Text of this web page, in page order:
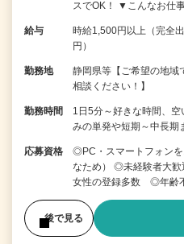
スでOK！ ▼こんなお仕
給与
時給1,500円以上（完全
円）
勤務地
静岡県等【ご希望の地
相談ください！】
勤務時間
1日5分～好きな時間、
みの単発や短期～中長期
応募資格
◎PC・スマートフォン
なため） ◎未経験者大
女性の登録多数 ◎年齢
後で見る